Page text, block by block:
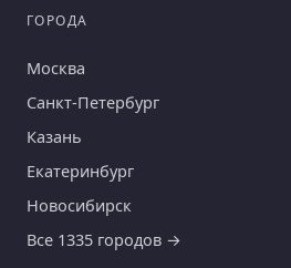
ГОРОДА
Москва
Санкт-Петербург
Казань
Екатеринбург
Новосибирск
Все 1335 городов →